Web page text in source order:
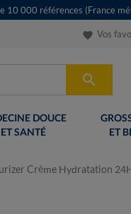
10 000 références (France
favorite Vos

DOUCE
ET SANTÉ
ET
Crème Hydratation